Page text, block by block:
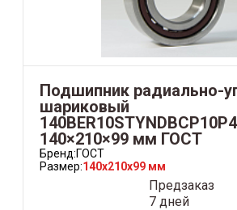
Подшипник радиально-
шариковый
140×210×99 мм ГОСТ
Бренд:ГОСТ
Размер:140x210x99 мм
Предзаказ
7 дней